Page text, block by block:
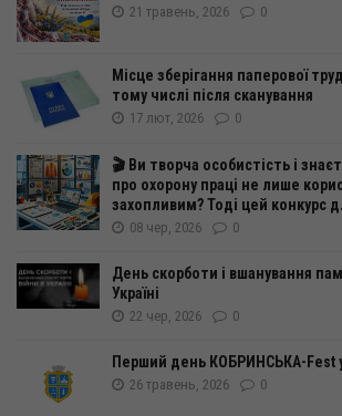
21 травень, 2026 0
Місце зберігання паперової
тому числі після сканування
17 лют, 2026 0
🎬 Ви творча особистість і
про охорону праці не лише
захопливим? Тоді цей конкурс
08 чер, 2026 0
День скорботи і вшанування
Україні
22 чер, 2026 0
Перший день КОБРИНСЬКА-Fest
26 травень, 2026 0